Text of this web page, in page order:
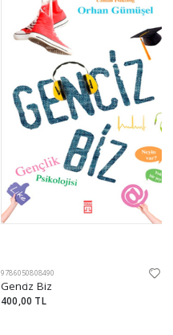
9786050808490
Genciz Biz
400,00 TL